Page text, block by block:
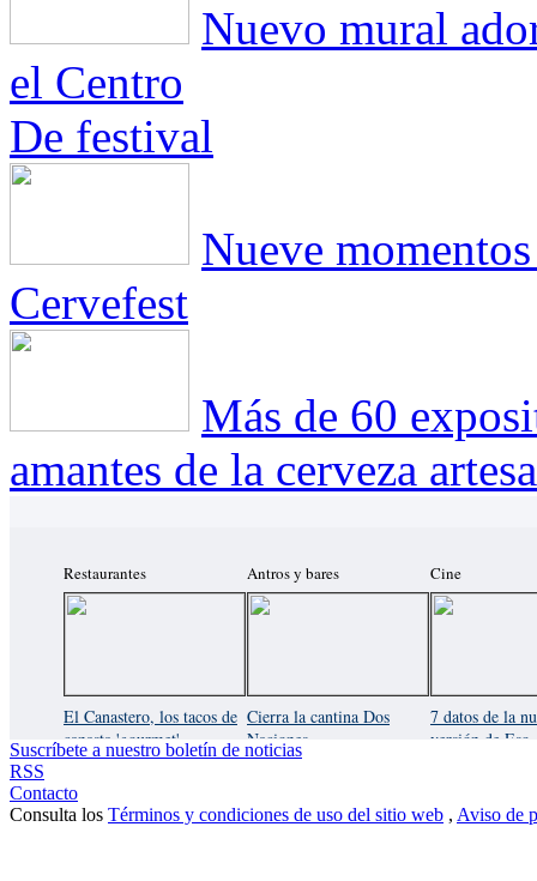
Nuevo mural
el Centro
De festival
Nueve
Cervefest
Más de 60
amantes de la cerveza
Restaurantes
El Canastero, los tacos de
canasta 'gourmet'
Antros y bares
Cierra la cantina Dos
Naciones
Cine
7 datos de la
versión de Eso
Suscríbete a nuestro boletín de noticias
RSS
Contacto
Consulta los Términos y condiciones de uso del sitio web , Aviso de